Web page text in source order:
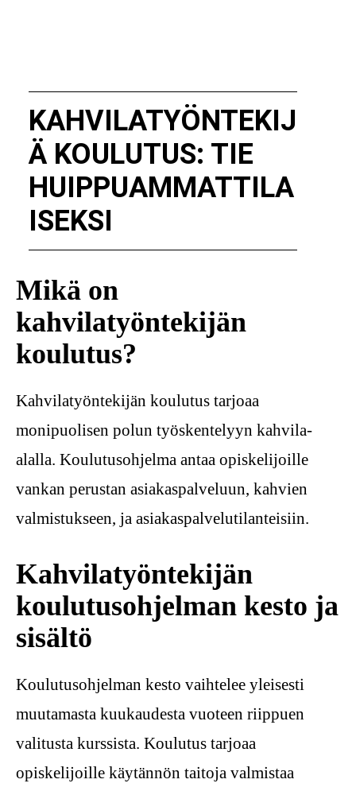
KAHVILATYÖNTEKIJ
Ä KOULUTUS: TIE
HUIPPUAMMATTILA
ISEKSI
Mikä on
kahvilatyöntekijän
koulutus?
Kahvilatyöntekijän koulutus tarjoaa
monipuolisen polun työskentelyyn kahvila-
alalla. Koulutusohjelma antaa opiskelijoille
vankan perustan asiakaspalveluun, kahvien
valmistukseen, ja asiakaspalvelutilanteisiin.
Kahvilatyöntekijän
koulutusohjelman kesto ja
sisältö
Koulutusohjelman kesto vaihtelee yleisesti
muutamasta kuukaudesta vuoteen riippuen
valitusta kurssista. Koulutus tarjoaa
opiskelijoille käytännön taitoja valmistaa